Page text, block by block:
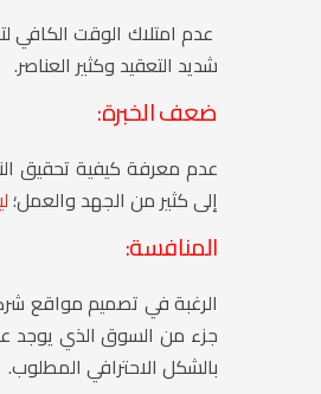
عدم امتلاك الوقت الكافي
شديد التعقيد وكثير العناصر.
ضعف الخبرة:
عدم معرفة كيفية تحقيق
إلى كثير من الجهد والعمل؛
المنافسة:
الرغبة في تصميم مواقع
جزء من السوق الذي يوجد
بالشكل الاحترافي المطلوب.